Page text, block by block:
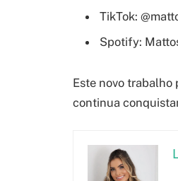
TikTok:
Spotify:
Este novo trabalho
continua